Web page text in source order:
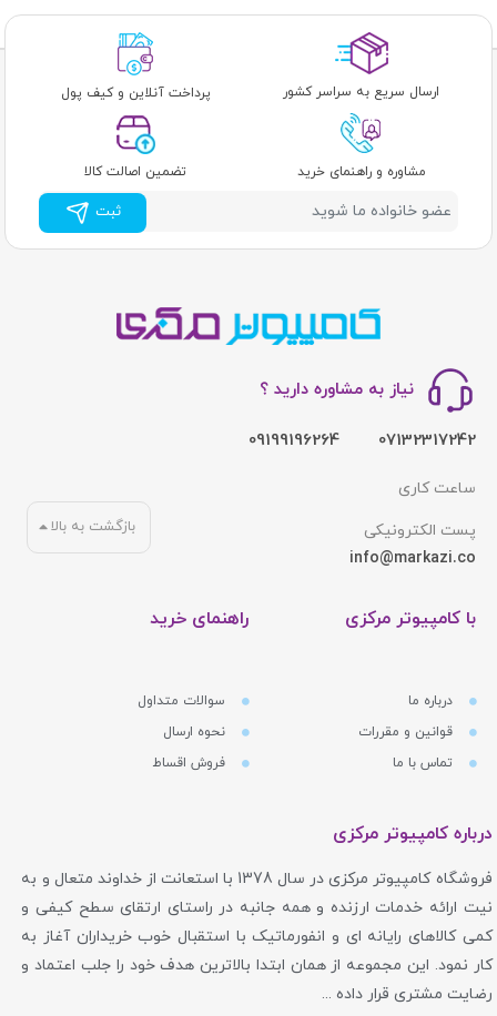
ارسال سریع به سراسر کشور پرداخت آنلاین و کیف پول
مشاوره و راهنمای خرید تضمین اصالت کالا
ثبت
نیاز به مشاوره دارید ؟
07132317242
09199196264
ساعت کاری
پست الکترونیکی
info@markazi.co
با کامپیوتر مرکزی
درباره ما
قوانین و مقررات
تماس با ما
راهنمای خرید
سوالات متداول
نحوه ارسال
فروش اقساط
بازگشت به بالا
درباره کامپیوتر مرکزی
فروشگاه کامپیوتر مرکزی در سال 1378 با استعانت از خداوند متعال و به
نیت ارائه خدمات ارزنده و همه جانبه در راستای ارتقای سطح کیفی و
کمی کالاهای رایانه ای و انفورماتیک با استقبال خوب خریداران آغاز به
کار نمود. این مجموعه از همان ابتدا بالاترین هدف خود را جلب اعتماد و
رضایت مشتری قرار داده ...